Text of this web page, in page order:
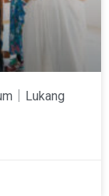
｜Lukang